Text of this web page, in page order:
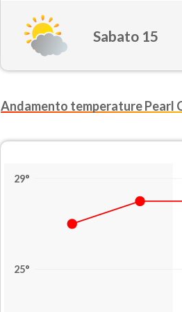
Sabato 15
Andamento temperature Pearl
29°
25°